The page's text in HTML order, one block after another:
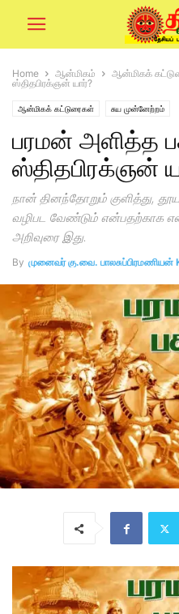
Home ஆன்மிகம் ஆன்மிகக்
ஸ்திதபிரக்ஞன் யார்?
ஆன்மிகக் கட்டுரைகள் சுய முன்னேற்றம்
பரமன் அளித்த
ஸ்திதபிரக்ஞன்
நான் தினந்தோறும் குளித்து,
வழிபட வேண்டும் என்பதற்காக
அறிவுரை இது.
By முனைவர் கு.வை. பாலசுப்பிரமணியன்